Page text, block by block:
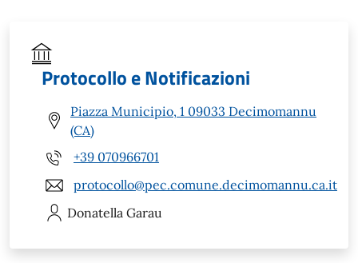
Protocollo e Notificazioni
Piazza Municipio, 1 09033 Decimomannu
(CA)
+39 070966701
protocollo@pec.comune.decimomannu.ca.it
Donatella Garau